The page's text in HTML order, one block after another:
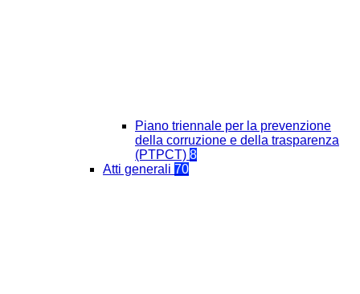
Piano triennale per la prevenzione
della corruzione e della trasparenza
(PTPCT) 8
Atti generali 70